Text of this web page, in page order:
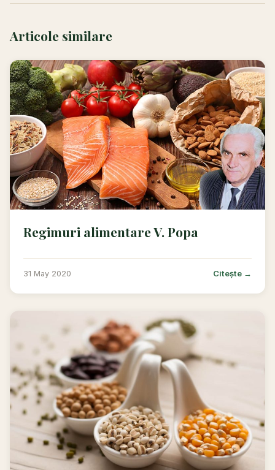
Articole similare
Regimuri alimentare V. Popa
31 May 2020 Citește →